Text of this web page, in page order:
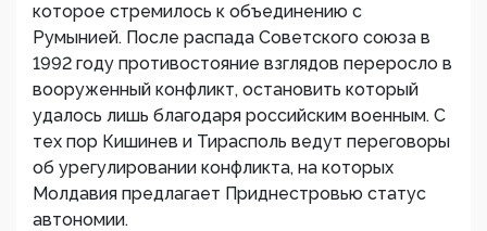
которое стремилось к объединению с
Румынией. После распада Советского союза в
1992 году противостояние взглядов переросло в
вооруженный конфликт, остановить который
удалось лишь благодаря российским военным. С
тех пор Кишинев и Тирасполь ведут переговоры
об урегулировании конфликта, на которых
Молдавия предлагает Приднестровью статус
автономии.